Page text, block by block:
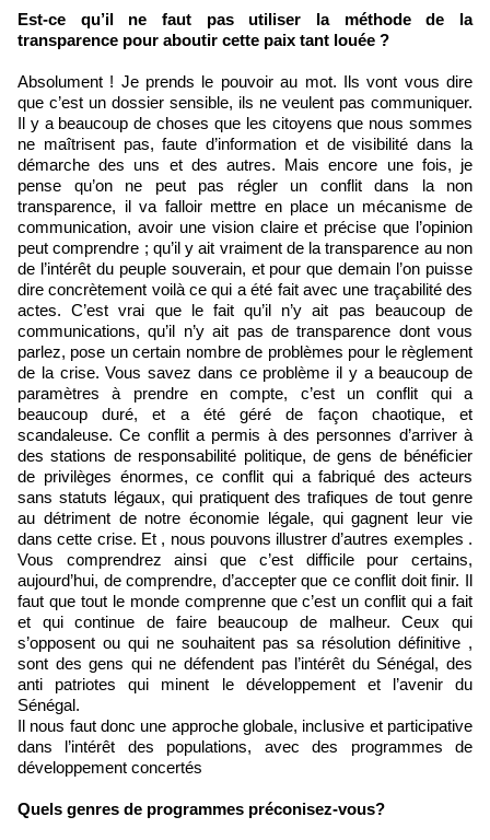
Est-ce qu’il ne faut pas utiliser la méthode de la
transparence pour aboutir cette paix tant louée ?
Absolument ! Je prends le pouvoir au mot. Ils vont vous dire
que c’est un dossier sensible, ils ne veulent pas communiquer.
Il y a beaucoup de choses que les citoyens que nous sommes
ne maîtrisent pas, faute d’information et de visibilité dans la
démarche des uns et des autres. Mais encore une fois, je
pense qu’on ne peut pas régler un conflit dans la non
transparence, il va falloir mettre en place un mécanisme de
communication, avoir une vision claire et précise que l’opinion
peut comprendre ; qu’il y ait vraiment de la transparence au non
de l’intérêt du peuple souverain, et pour que demain l’on puisse
dire concrètement voilà ce qui a été fait avec une traçabilité des
actes. C’est vrai que le fait qu’il n’y ait pas beaucoup de
communications, qu’il n’y ait pas de transparence dont vous
parlez, pose un certain nombre de problèmes pour le règlement
de la crise. Vous savez dans ce problème il y a beaucoup de
paramètres à prendre en compte, c’est un conflit qui a
beaucoup duré, et a été géré de façon chaotique, et
scandaleuse. Ce conflit a permis à des personnes d’arriver à
des stations de responsabilité politique, de gens de bénéficier
de privilèges énormes, ce conflit qui a fabriqué des acteurs
sans statuts légaux, qui pratiquent des trafiques de tout genre
au détriment de notre économie légale, qui gagnent leur vie
dans cette crise. Et , nous pouvons illustrer d’autres exemples .
Vous comprendrez ainsi que c’est difficile pour certains,
aujourd’hui, de comprendre, d’accepter que ce conflit doit finir. Il
faut que tout le monde comprenne que c’est un conflit qui a fait
et qui continue de faire beaucoup de malheur. Ceux qui
s’opposent ou qui ne souhaitent pas sa résolution définitive ,
sont des gens qui ne défendent pas l’intérêt du Sénégal, des
anti patriotes qui minent le développement et l’avenir du
Sénégal.
Il nous faut donc une approche globale, inclusive et participative
dans l’intérêt des populations, avec des programmes de
développement concertés
Quels genres de programmes préconisez-vous?